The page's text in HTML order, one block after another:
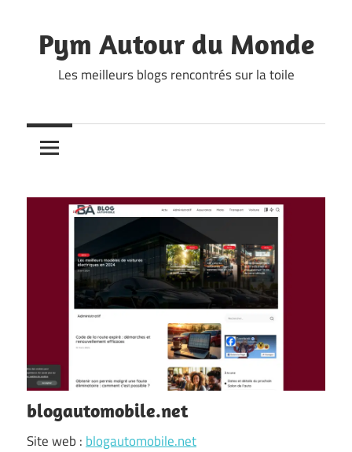
content
Pym Autour du Monde
Les meilleurs blogs rencontrés sur la toile
blogautomobile.net
Site web : blogautomobile.net